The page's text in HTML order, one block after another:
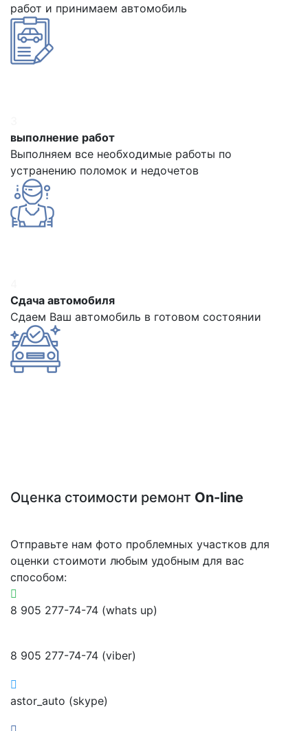
работ и принимаем автомобиль
выполнение работ
Выполняем все необходимые работы по
устранению поломок и недочетов
Сдача автомобиля
Сдаем Ваш автомобиль в готовом состоянии
Оценка стоимости ремонт On-line
Отправьте нам фото проблемных участков для
оценки стоимоти любым удобным для вас
способом:
8 905 277-74-74 (whats up)
8 905 277-74-74 (viber)
astor_auto (skype)